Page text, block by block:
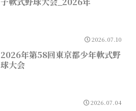
2026.07.10
2026年第58回東京都少年軟式野
球大会
2026.07.04